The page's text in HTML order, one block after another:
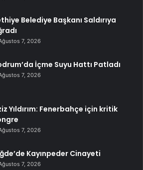
Belediye Başkanı Saldırıya
7, 2026
İçme Suyu Hattı Patladı
7, 2026
Yıldırım: Fenerbahçe için kritik
7, 2026
Kayınpeder Cinayeti
7, 2026